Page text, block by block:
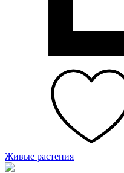
Живые растения